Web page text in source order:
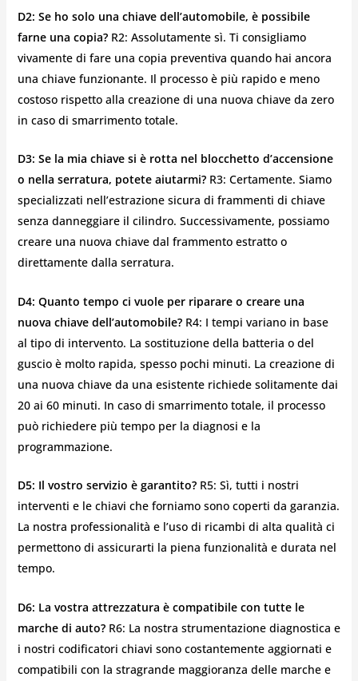
D2: Se ho solo una chiave dell’automobile, è possibile
farne una copia?R2: Assolutamente sì. Ti consigliamo
vivamente di fare una copia preventiva quando hai ancora
una chiave funzionante. Il processo è più rapido e meno
costoso rispetto alla creazione di una nuova chiave da zero
in caso di smarrimento totale.
D3: Se la mia chiave si è rotta nel blocchetto d’accensione
o nella serratura, potete aiutarmi?R3: Certamente. Siamo
specializzati nell’estrazione sicura di frammenti di chiave
senza danneggiare il cilindro. Successivamente, possiamo
creare una nuova chiave dal frammento estratto o
direttamente dalla serratura.
D4: Quanto tempo ci vuole per riparare o creare una
nuova chiave dell’automobile?R4: I tempi variano in base
al tipo di intervento. La sostituzione della batteria o del
guscio è molto rapida, spesso pochi minuti. La creazione di
una nuova chiave da una esistente richiede solitamente dai
20 ai 60 minuti. In caso di smarrimento totale, il processo
può richiedere più tempo per la diagnosi e la
programmazione.
D5: Il vostro servizio è garantito?R5: Sì, tutti i nostri
interventi e le chiavi che forniamo sono coperti da garanzia.
La nostra professionalità e l’uso di ricambi di alta qualità ci
permettono di assicurarti la piena funzionalità e durata nel
tempo.
D6: La vostra attrezzatura è compatibile con tutte le
marche di auto?R6: La nostra strumentazione diagnostica e
i nostri codificatori chiavi sono costantemente aggiornati e
compatibili con la stragrande maggioranza delle marche e